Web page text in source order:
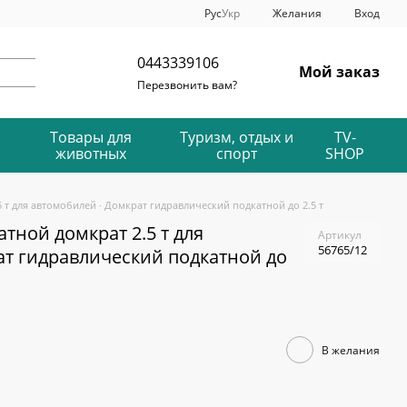
РусУкр Желания Вход
0443339106
Перезвонить вам?
Мой заказ
Товары для
животных
Туризм, отдых и
спорт
TV-
SHOP
для автомобилей ∙ Домкрат гидравлический подкатной до 2.5 т
домкрат 2.5 т для
гидравлический подкатной до
Артикул
56765/12
В желания